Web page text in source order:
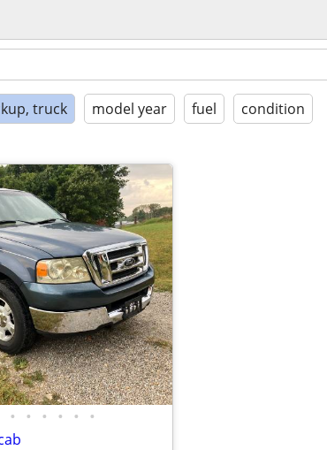
truck model year fuel condition
• • • • • •